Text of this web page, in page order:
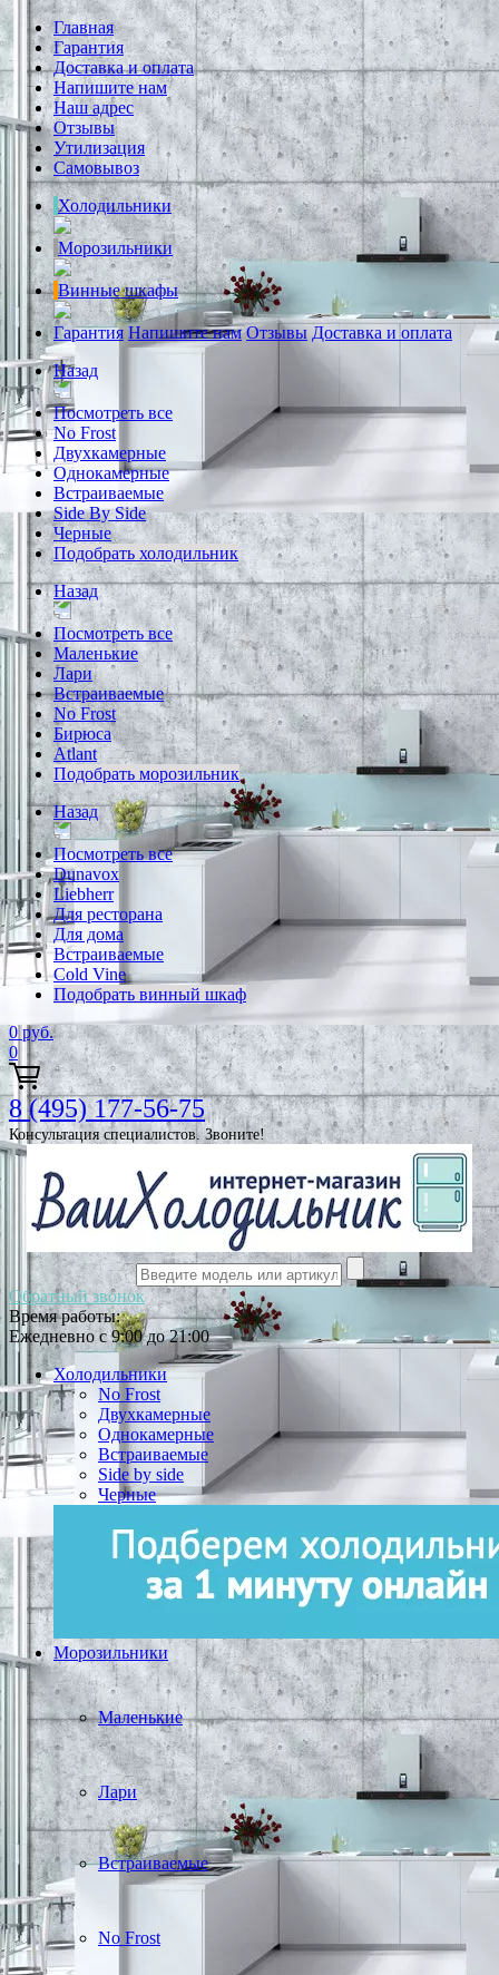
Главная
Гарантия
Доставка и оплата
Напишите нам
Наш адрес
Отзывы
Утилизация
Самовывоз
Холодильники
Морозильники
Винные шкафы
Гарантия Напишите нам Отзывы Доставка и оплата
Назад
Посмотреть все
No Frost
Двухкамерные
Однокамерные
Встраиваемые
Side By Side
Черные
Подобрать холодильник
Назад
Посмотреть все
Маленькие
Лари
Встраиваемые
No Frost
Бирюса
Atlant
Подобрать морозильник
Назад
Посмотреть все
Dunavox
Liebherr
Для ресторана
Для дома
Встраиваемые
Cold Vine
Подобрать винный шкаф
0 руб.
0
8 (495) 177-56-75
Консультация специалистов. Звоните!
Обратный звонок
Время работы:
Ежедневно с 9:00 до 21:00
Холодильники
No Frost
Двухкамерные
Однокамерные
Встраиваемые
Side by side
Черные
Морозильники
Маленькие
Лари
Встраиваемые
No Frost